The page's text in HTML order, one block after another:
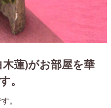
蓮)がお部屋を華
。
。